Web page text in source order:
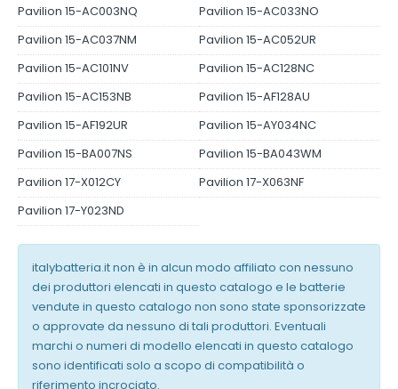
Pavilion 15-AC003NQ
Pavilion 15-AC033NO
Pavilion 15-AC037NM
Pavilion 15-AC052UR
Pavilion 15-AC101NV
Pavilion 15-AC128NC
Pavilion 15-AC153NB
Pavilion 15-AF128AU
Pavilion 15-AF192UR
Pavilion 15-AY034NC
Pavilion 15-BA007NS
Pavilion 15-BA043WM
Pavilion 17-X012CY
Pavilion 17-X063NF
Pavilion 17-Y023ND
italybatteria.it non è in alcun modo affiliato con nessuno
dei produttori elencati in questo catalogo e le batterie
vendute in questo catalogo non sono state sponsorizzate
o approvate da nessuno di tali produttori. Eventuali
marchi o numeri di modello elencati in questo catalogo
sono identificati solo a scopo di compatibilità o
riferimento incrociato.